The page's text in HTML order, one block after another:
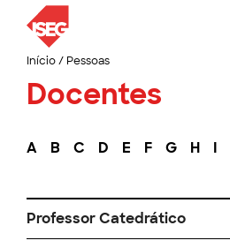
Início/ Pessoas
Docentes
A B C D E F G H I
Professor Catedrático